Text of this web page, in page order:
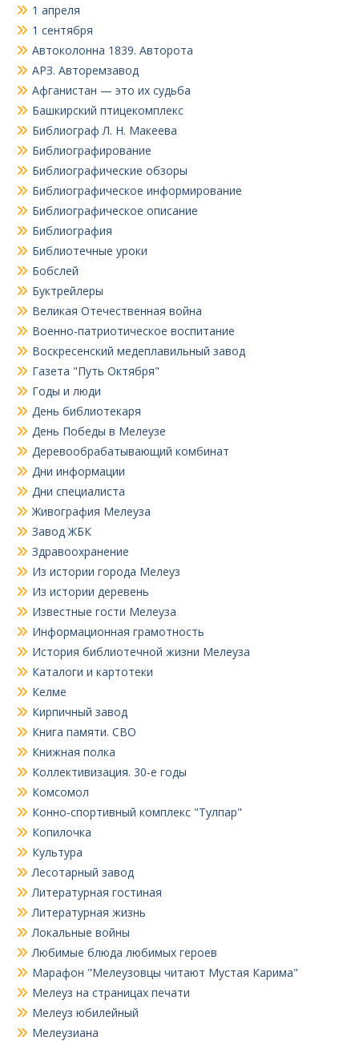
1 апреля
1 сентября
Автоколонна 1839. Авторота
АРЗ. Авторемзавод
Афганистан — это их судьба
Башкирский птицекомплекс
Библиограф Л. Н. Макеева
Библиографирование
Библиографические обзоры
Библиографическое информирование
Библиографическое описание
Библиография
Библиотечные уроки
Бобслей
Буктрейлеры
Великая Отечественная война
Военно-патриотическое воспитание
Воскресенский медеплавильный завод
Газета "Путь Октября"
Годы и люди
День библиотекаря
День Победы в Мелеузе
Деревообрабатывающий комбинат
Дни информации
Дни специалиста
Живография Мелеуза
Завод ЖБК
Здравоохранение
Из истории города Мелеуз
Из истории деревень
Известные гости Мелеуза
Информационная грамотность
История библиотечной жизни Мелеуза
Каталоги и картотеки
Келме
Кирпичный завод
Книга памяти. СВО
Книжная полка
Коллективизация. 30-е годы
Комсомол
Конно-спортивный комплекс "Тулпар"
Копилочка
Культура
Лесотарный завод
Литературная гостиная
Литературная жизнь
Локальные войны
Любимые блюда любимых героев
Марафон "Мелеузовцы читают Мустая Карима"
Мелеуз на страницах печати
Мелеуз юбилейный
Мелеузиана